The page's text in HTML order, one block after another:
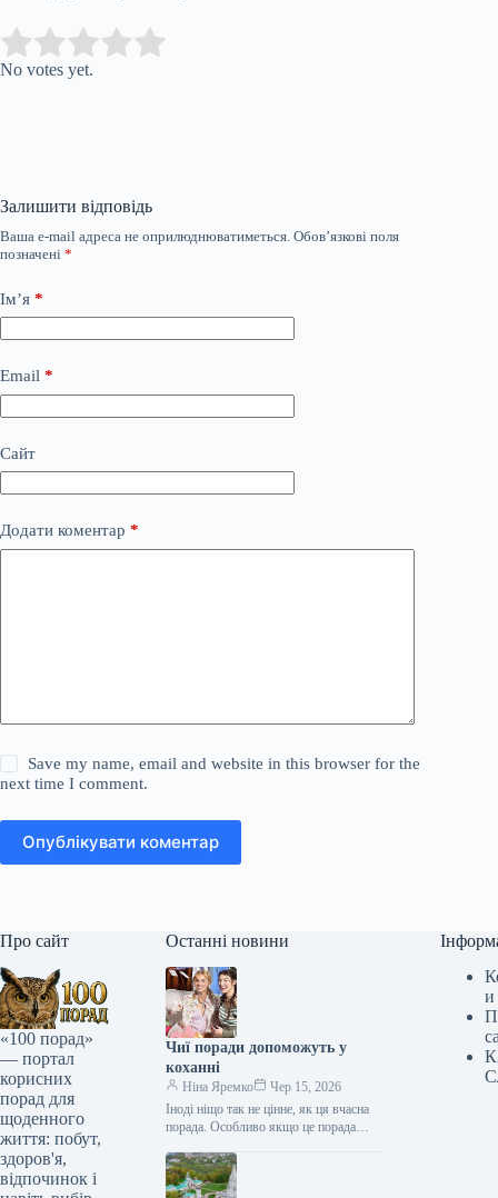
Rate this item:
No votes yet.
Залишити відповідь
Ваша e-mail адреса не оприлюднюватиметься. Обов’язкові поля
позначені *
Ім’я *
Email *
Сайт
Додати коментар *
Save my name, email and website in this browser for the
next time I comment.
Опублікувати коментар
Про сайт
«100 порад»
— портал
корисних
порад для
щоденного
життя: побут,
здоров'я,
відпочинок і
Останні новини
Чиї поради допоможуть у
коханні
Ніна Яремко
Чер 15, 2026
Іноді ніщо так не цінне, як ця вчасна
порада. Особливо якщо це порада
косметолога, тренера, стиліста…
и